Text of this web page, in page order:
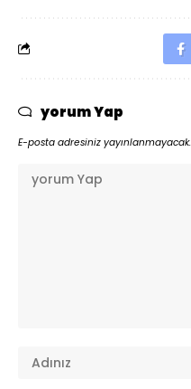
yorum Yap
E-posta adresiniz yayınlanmayacak.